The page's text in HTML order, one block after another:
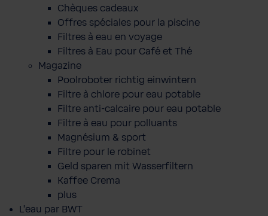
Chèques cadeaux
Offres spéciales pour la piscine
Filtres à eau en voyage
Filtres à Eau pour Café et Thé
Magazine
Poolroboter richtig einwintern
Filtre à chlore pour eau potable
Filtre anti-calcaire pour eau potable
Filtre à eau pour polluants
Magnésium & sport
Filtre pour le robinet
Geld sparen mit Wasserfiltern
Kaffee Crema
plus
L'eau par BWT